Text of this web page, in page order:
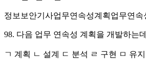
정보보안기사업무연속성계획업무연속
98. 다음 업무 연속성 계획을 개발하는
ㄱ 계획 ㄴ 설계 ㄷ 분석 ㄹ 구현 ㅁ 유지